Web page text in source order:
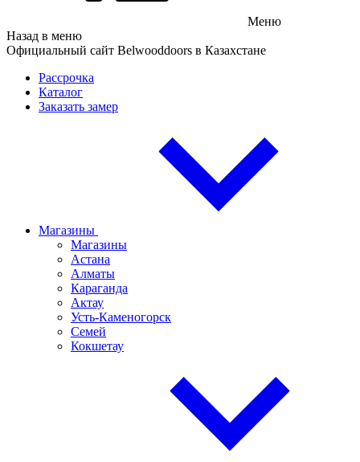
Меню
Назад в меню
Официальный сайт Belwooddoors в Казахстане
Рассрочка
Каталог
Заказать замер
Магазины
Магазины
Астана
Алматы
Караганда
Актау
Усть-Каменогорск
Семей
Кокшетау